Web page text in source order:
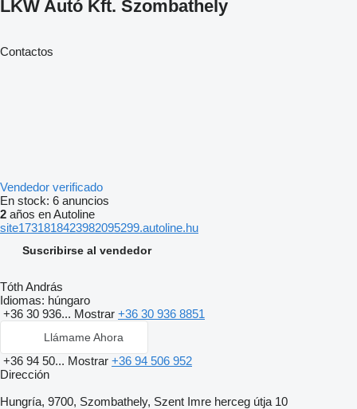
LKW Autó Kft. Szombathely
Contactos
Vendedor verificado
En stock: 6 anuncios
2 años en Autoline
site1731818423982095299.autoline.hu
Suscribirse al vendedor
Tóth András
Idiomas: húngaro
+36 30 936... Mostrar +36 30 936 8851
Llámame Ahora
+36 94 50... Mostrar +36 94 506 952
Dirección
Hungría, 9700, Szombathely, Szent Imre herceg útja 10